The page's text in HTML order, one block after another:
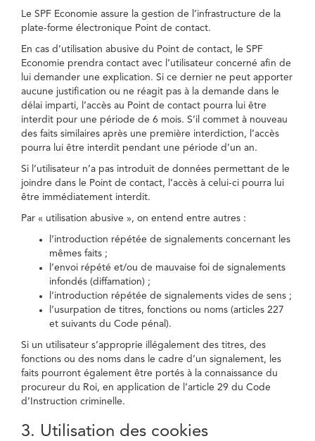
Le SPF Economie assure la gestion de l’infrastructure de la
plate-forme électronique Point de contact.
En cas d’utilisation abusive du Point de contact, le SPF
Economie prendra contact avec l’utilisateur concerné afin de
lui demander une explication. Si ce dernier ne peut apporter
aucune justification ou ne réagit pas à la demande dans le
délai imparti, l’accès au Point de contact pourra lui être
interdit pour une période de 6 mois. S’il commet à nouveau
des faits similaires après une première interdiction, l’accès
pourra lui être interdit pendant une période d’un an.
Si l’utilisateur n’a pas introduit de données permettant de le
joindre dans le Point de contact, l’accès à celui-ci pourra lui
être immédiatement interdit.
Par « utilisation abusive », on entend entre autres :
l’introduction répétée de signalements concernant les
mêmes faits ;
l’envoi répété et/ou de mauvaise foi de signalements
infondés (diffamation) ;
l’introduction répétée de signalements vides de sens ;
l’usurpation de titres, fonctions ou noms (articles 227
et suivants du Code pénal).
Si un utilisateur s’approprie illégalement des titres, des
fonctions ou des noms dans le cadre d’un signalement, les
faits pourront également être portés à la connaissance du
procureur du Roi, en application de l’article 29 du Code
d’Instruction criminelle.
3. Utilisation des cookies